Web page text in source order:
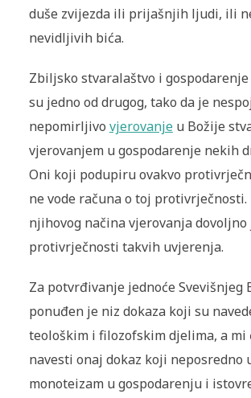
duše zvijezda ili prijašnjih ljudi, ili
nevidljivih bića.
Zbiljsko stvaralaštvo i
su jedno od drugog, tako da je
nepomirljivo vjerovanjeu Božije
vjerovanjem u gospodarenje nekih
Oni koji podupiru ovakvo
ne vode računa o toj protivrječnosti.
njihovog načina vjerovanja
protivrječnosti takvih uvjerenja.
Za potvrđivanje jednoće Svevišnjeg
ponuđen je niz dokaza koji su
teološkim i filozofskim djelima, a mi
navesti onaj dokaz koji neposredno
monoteizam u gospodarenju i